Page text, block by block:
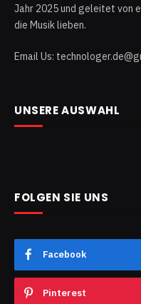
Jahr 2025 und geleitet von
die Musik lieben.
Email Us:
UNSERE AUSWAHL
FOLGEN SIE UNS
Facebook
Pinterest